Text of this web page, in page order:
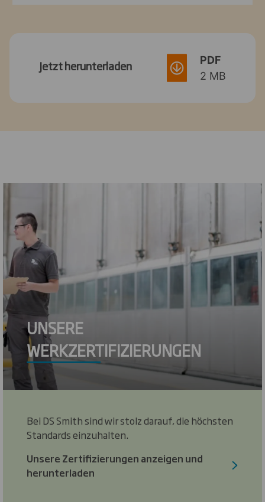
Jetzt herunterladen
PDF
2 MB
UNSERE
WERKZERTIFIZIERUNGEN
Bei DS Smith sind wir stolz darauf, die höchsten
Standards einzuhalten.
Unsere Zertifizierungen anzeigen und
herunterladen